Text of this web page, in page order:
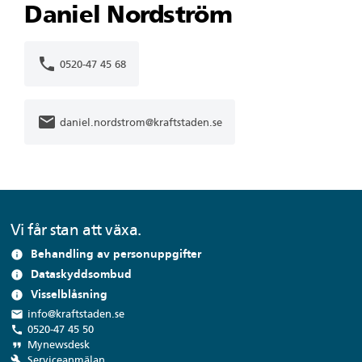
Daniel Nordström
phone 0520-47 45 68
mail daniel.nordstrom@kraftstaden.se
Vi får stan att växa.
info Behandling av personuppgifter
info Dataskyddsombud
info Visselblåsning
local_post_office info@kraftstaden.se
call 0520-47 45 50
format_quote Mynewsdesk